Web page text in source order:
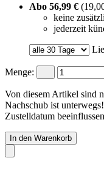
Abo 56,99 €
keine
jederzeit
Menge:
Von diesem Artikel sind
Nachschub ist
Zustelldatum
In den Warenkorb